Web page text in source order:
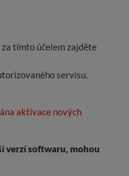
tímto účelem zajděte
servisu.
aktivace nových
verzí softwaru, mohou